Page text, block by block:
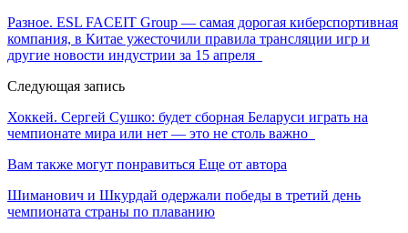
Разное. ESL FACEIT Group — самая дорогая киберспортивная
компания, в Китае ужесточили правила трансляции игр и
другие новости индустрии за 15 апреля
Следующая запись
Хоккей. Сергей Сушко: будет сборная Беларуси играть на
чемпионате мира или нет — это не столь важно
Вам также могут понравиться Еще от автора
Шиманович и Шкурдай одержали победы в третий день
чемпионата страны по плаванию